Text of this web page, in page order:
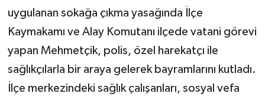
uygulanan sokağa çıkma yasağında İlçe
Kaymakamı ve Alay Komutanı ilçede vatani görevi
yapan Mehmetçik, polis, özel harekatçı ile
sağlıkçılarla bir araya gelerek bayramlarını kutladı.
İlçe merkezindeki sağlık çalışanları, sosyal vefa